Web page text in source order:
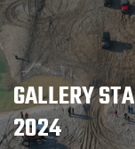
GALLERY
2024